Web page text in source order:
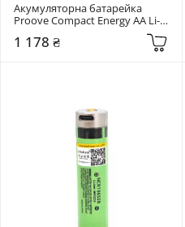
Акумуляторна батарейка
Proove Compact Energy AA Li-
(RBCE26010008)
1 178 ₴